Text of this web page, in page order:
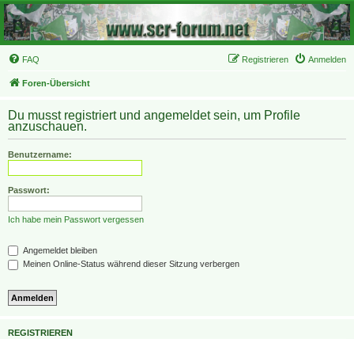
FAQ Anmelden
Registrieren
Foren-Übersicht
Du musst registriert und angemeldet sein, um Profile
anzuschauen.
Benutzername:
Passwort:
Ich habe mein Passwort vergessen
Angemeldet bleiben
Meinen Online-Status während dieser Sitzung verbergen
REGISTRIEREN